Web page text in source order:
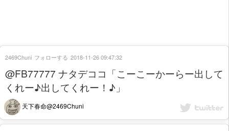
@FB77777 ナタデココ「こーこーかーらー出して
くれー♪出してくれー！♪」
天下春命@2469Chuni
2469Chuni フォローする 2018-11-26 09:47:32